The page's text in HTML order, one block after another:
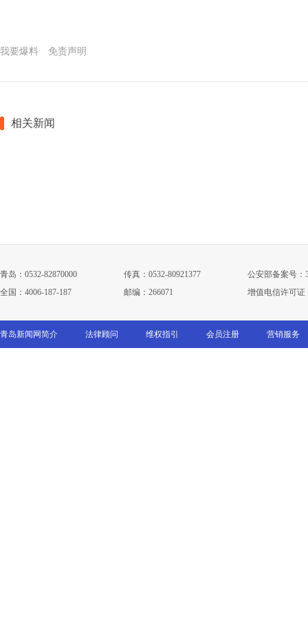
我要爆料 免责声明
相关新闻
青岛：0532-82870000 传真：0532-80921377
公安部备案号：
全国：4006-187-187
邮编：266071 增值电信许可证
青岛新闻网简介 法律顾问 维权指引 会员注册 营销服务